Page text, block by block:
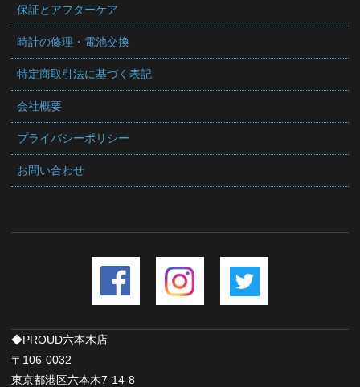
保証とアフターケア
時計の修理・電池交換
特定商取引法に基づく表記
会社概要
プライバシーポリシー
お問い合わせ
◆PROUD六本木店
〒106-0032
東京都港区六本木7-14-8